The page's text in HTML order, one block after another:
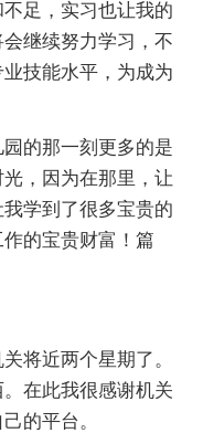
足，实习也让我的
继续努力学习，不
技能水平，为成为
的那一刻更多的是
，因为在那里，让
学到了很多宝贵的
的宝贵财富！篇
将近两个星期了。
在此我很感谢机关
的平台。